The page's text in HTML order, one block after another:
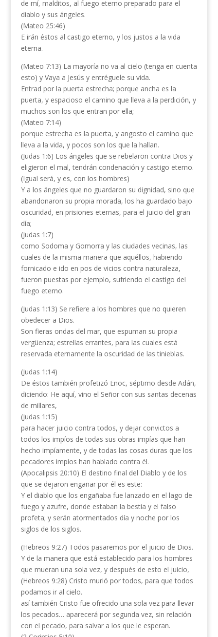
de mí, malditos, al fuego eterno preparado para el
diablo y sus ángeles.
(Mateo 25:46)
E irán éstos al castigo eterno, y los justos a la vida
eterna.
(Mateo 7:13) La mayoría no va al cielo (tenga en cuenta
esto) y Vaya a Jesús y entréguele su vida.
Entrad por la puerta estrecha; porque ancha es la
puerta, y espacioso el camino que lleva a la perdición, y
muchos son los que entran por ella;
(Mateo 7:14)
porque estrecha es la puerta, y angosto el camino que
lleva a la vida, y pocos son los que la hallan.
(Judas 1:6) Los ángeles que se rebelaron contra Dios y
eligieron el mal, tendrán condenación y castigo eterno.
(Igual será, y es, con los hombres)
Y a los ángeles que no guardaron su dignidad, sino que
abandonaron su propia morada, los ha guardado bajo
oscuridad, en prisiones eternas, para el juicio del gran
día;
(Judas 1:7)
como Sodoma y Gomorra y las ciudades vecinas, las
cuales de la misma manera que aquéllos, habiendo
fornicado e ido en pos de vicios contra naturaleza,
fueron puestas por ejemplo, sufriendo el castigo del
fuego eterno.
(Judas 1:13) Se refiere a los hombres que no quieren
obedecer a Dios.
Son fieras ondas del mar, que espuman su propia
vergüenza; estrellas errantes, para las cuales está
reservada eternamente la oscuridad de las tinieblas.
(Judas 1:14)
De éstos también profetizó Enoc, séptimo desde Adán,
diciendo: He aquí, vino el Señor con sus santas decenas
de millares,
(Judas 1:15)
para hacer juicio contra todos, y dejar convictos a
todos los impíos de todas sus obras impías que han
hecho impíamente, y de todas las cosas duras que los
pecadores impíos han hablado contra él.
(Apocalipsis 20:10) El destino final del Diablo y de los
que se dejaron engañar por él es este:
Y el diablo que los engañaba fue lanzado en el lago de
fuego y azufre, donde estaban la bestia y el falso
profeta; y serán atormentados día y noche por los
siglos de los siglos.
(Hebreos 9:27) Todos pasaremos por el juicio de Dios.
Y de la manera que está establecido para los hombres
que mueran una sola vez, y después de esto el juicio,
(Hebreos 9:28) Cristo murió por todos, para que todos
podamos ir al cielo.
así también Cristo fue ofrecido una sola vez para llevar
los pecados… aparecerá por segunda vez, sin relación
con el pecado, para salvar a los que le esperan.